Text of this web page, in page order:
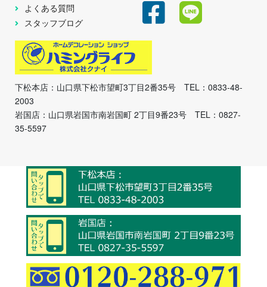
よくある質問
スタッフブログ
下松本店：山口県下松市望町3丁目2番35号 TEL：0833-48-
2003
岩国店：山口県岩国市南岩国町 2丁目9番23号 TEL：0827-
35-5597